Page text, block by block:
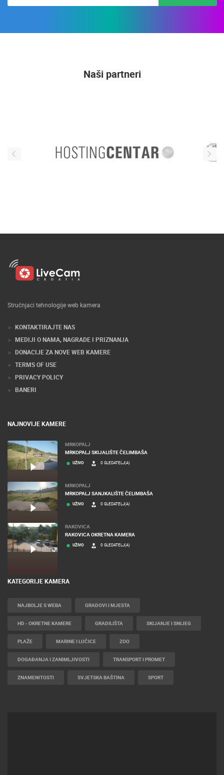
Naši partneri
Stručnjaci tehnologije web kamera
KONTAKTIRAJTE NAS
MEDIJI O NAMA, NAGRADE I PRIZNANJA
DONACIJE ZA NOVE WEB KAMERE
TERMS OF USE
PRIVACY POLICY
BANERI
NAJNOVIJE KAMERE
MRKOPALJ
MRKOPALJ SKIJALIŠTE ČELIMBAŠA
UŽIVO 0 GLEDATELJ(A)
MRKOPALJ
MRKOPALJ SANJKALIŠTE ČELIMBAŠA
UŽIVO 0 GLEDATELJ(A)
RAKOVICA
RAKOVICA OKRETNA KAMERA
UŽIVO 0 GLEDATELJ(A)
KATEGORIJE KAMERA
NAJBOLJE S WEBA GRADOVI I MJESTA
HD - OKRETNE KAMERE GRADILIŠTA SKIJANJE I SNIJEG
PLAŽE MARINE I LUČICE ZOO
DOGAĐANJA I ZANIMLJIVOSTI TRANSPORT I PROMET
ZNAMENITOSTI SVJETSKA BAŠTINA SPORT